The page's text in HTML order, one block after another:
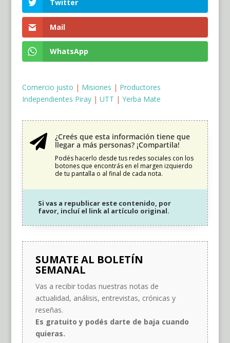
Twitter
Mail
WhatsApp
Comercio justo | Misiones | Productores
Independientes Piray| UTT | Yerba Mate

¿Creés que esta información tiene que
llegar a más personas? ¡Compartila!
Podés hacerlo desde tus redes sociales con los
botones que encontrás en el margen izquierdo
de tu pantalla o al final de cada nota.
Si vas a republicar este contenido, por
favor, incluí el link al artículo original.
SUMATE AL BOLETÍN
SEMANAL
Vas a recibir todas nuestras notas de
actualidad, análisis, entrevistas, crónicas y
reseñas.
Es gratuito y podés darte de baja cuando
quieras.